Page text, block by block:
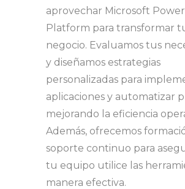
aprovechar Microsoft Power
Platform para transformar
negocio. Evaluamos tus
y diseñamos estrategias
personalizadas para
aplicaciones y automatizar
mejorando la eficiencia
Además, ofrecemos
soporte continuo para
tu equipo utilice las
manera efectiva.